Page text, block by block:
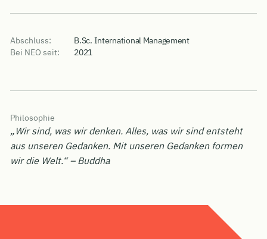
Abschluss:
B.Sc. International Management
Bei NEO seit:
2021
Philosophie
„Wir sind, was wir denken. Alles, was wir sind entsteht
aus unseren Gedanken. Mit unseren Gedanken formen
wir die Welt.“ – Buddha